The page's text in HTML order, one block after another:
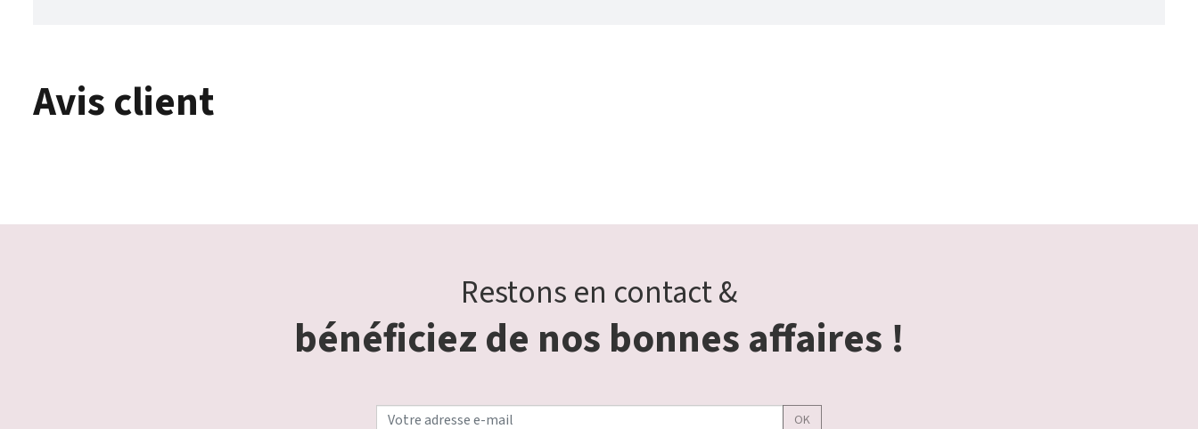
Avis client
Restons en contact &
bénéficiez de nos bonnes affaires !
OK